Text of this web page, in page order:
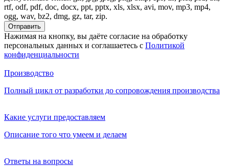
rtf, odf, pdf, doc, docx, ppt, pptx, xls, xlsx, avi, mov, mp3, mp4,
ogg, wav, bz2, dmg, gz, tar, zip.
Нажимая на кнопку, вы даёте согласие на обработку
персональных данных и соглашаетесь c Политикой
конфиденциальности
Производство
Полный цикл от разработки до сопровождения производства
Какие услуги предоставляем
Описание того что умеем и делаем
Ответы на вопросы